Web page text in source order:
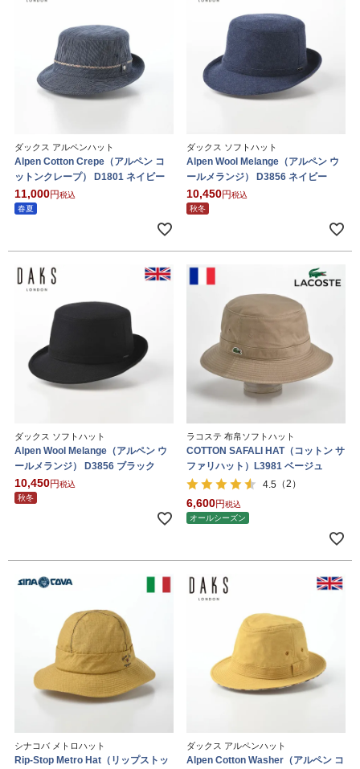
ダックス アルペンハット
Alpen Cotton Crepe（アルペン コ
ットンクレープ） D1801 ネイビー
11,000
税込
春夏
ダックス ソフトハット
Alpen Wool Melange（アルペン ウ
ールメランジ） D3856 ネイビー
10,450
税込
秋冬
ダックス ソフトハット
Alpen Wool Melange（アルペン ウ
ールメランジ） D3856 ブラック
10,450
税込
秋冬
ラコステ 布帛ソフトハット
COTTON SAFALI HAT（コットン サ
ファリハット）L3981 ベージュ
4.5 （2）
6,600
税込
オールシーズン
シナコバ メトロハット
Rip-Stop Metro Hat（リップストッ
ダックス アルペンハット
Alpen Cotton Washer（アルペン コ